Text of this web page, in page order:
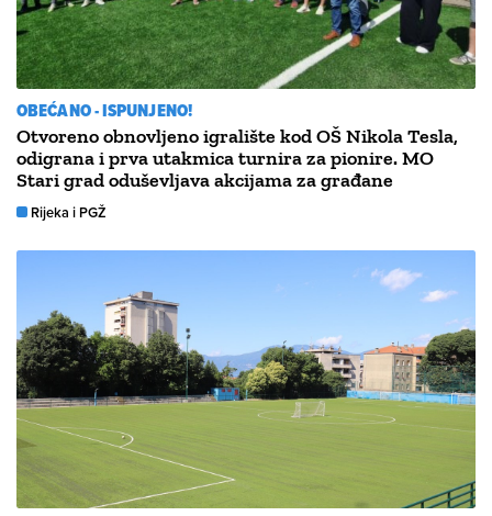
OBEĆANO - ISPUNJENO!
Otvoreno obnovljeno igralište kod OŠ Nikola Tesla,
odigrana i prva utakmica turnira za pionire. MO
Stari grad oduševljava akcijama za građane
Rijeka i PGŽ